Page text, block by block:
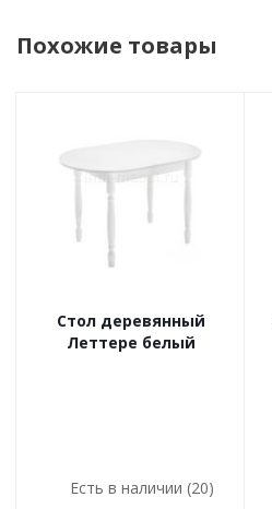
Похожие товары
Стол деревянный
Леттере белый
Есть в наличии (20)